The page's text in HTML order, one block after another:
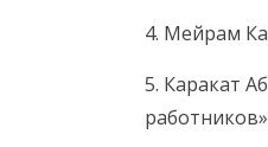
4. Мейрам
5. Каракат